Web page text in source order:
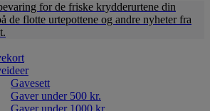
for de friske krydderurtene din
de flotte urtepottene og andre nyheter fra
Gavesett
Gaver under 500 kr.
Gaver under 1000 kr.